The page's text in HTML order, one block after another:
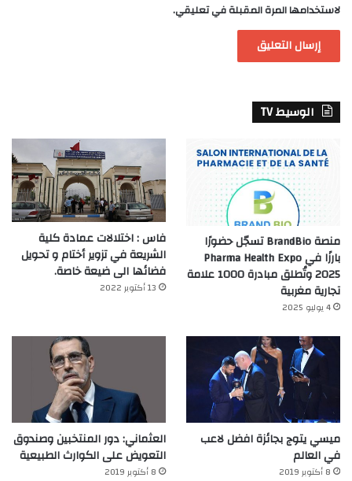
لاستخدامها المرة المقبلة في تعليقي.
الوسيط TV
منصة BrandBio تسجّل حضورًا
بارزًا في Pharma Health Expo
2025 وتُطلق مبادرة 1000 علامة
تجارية مغربية
4 يوليو 2025
فاس : اختلالات عمادة كلية
الشريعة في تزوير أختام و تحويل
فضائها الى ضيعة خاصة.
13 أكتوبر 2022
ميسي يتوج بجائزة افضل لاعب
في العالم‎
8 أكتوبر 2019
العثماني: دور المنتخبين وصندوق
التعويض على الكوارث الطبيعية
8 أكتوبر 2019